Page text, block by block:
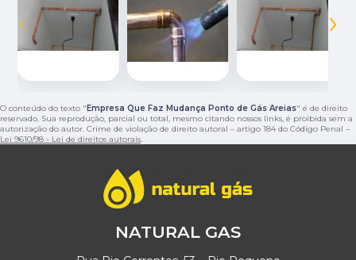
‹ ›
O conteúdo do texto " Empresa Que Faz Mudança Ponto de Gás Areias" é de direito
reservado. Sua reprodução, parcial ou total, mesmo citando nossos links, é proibida sem a
autorização do autor. Crime de violação de direito autoral – artigo 184 do Código Penal –
Lei 9610/98 - Lei de direitos autorais.
NATURAL GAS